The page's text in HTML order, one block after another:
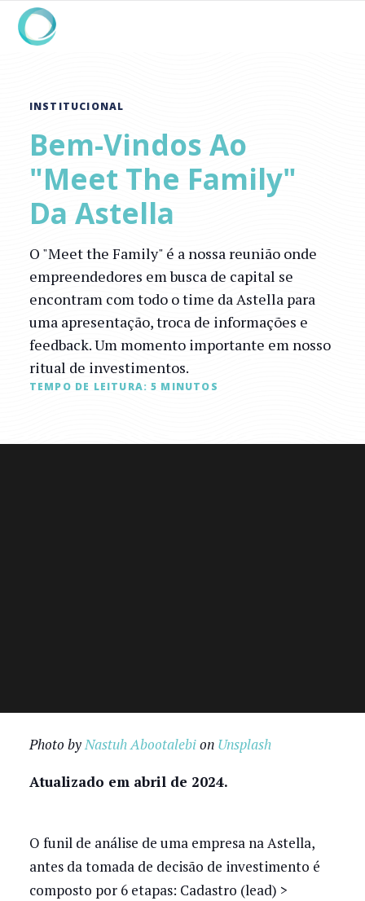
INSTITUCIONAL
Bem-Vindos Ao
"Meet The Family"
Da Astella
O "Meet the Family" é a nossa reunião onde
empreendedores em busca de capital se
encontram com todo o time da Astella para
uma apresentação, troca de informações e
feedback. Um momento importante em nosso
ritual de investimentos.
TEMPO DE LEITURA: 5 MINUTOS
Photo byNastuh Abootalebion Unsplash
Atualizado em abril de 2024.
O funil de análise de uma empresa na Astella,
antes da tomada de decisão de investimento é
composto por 6 etapas: Cadastro (lead) >